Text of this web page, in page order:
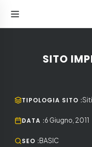
SITO
TIPOLOGIA SITO :
DATA :6 Giugno, 2011
SEO :BASIC